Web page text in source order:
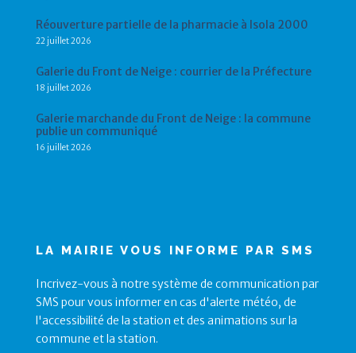
Réouverture partielle de la pharmacie à Isola 2000
22 juillet 2026
Galerie du Front de Neige : courrier de la Préfecture
18 juillet 2026
Galerie marchande du Front de Neige : la commune
publie un communiqué
16 juillet 2026
LA MAIRIE VOUS INFORME PAR SMS
Incrivez-vous à notre système de communication par
SMS pour vous informer en cas d'alerte météo, de
l'accessibilité de la station et des animations sur la
commune et la station.